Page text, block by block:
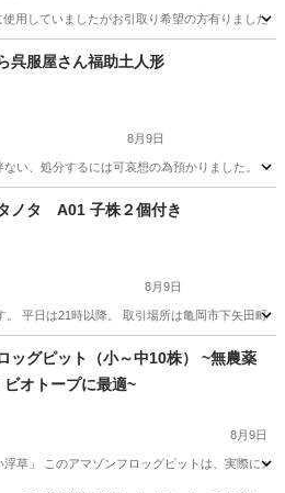
用していましたがお引取り希望の方有りましたら
その他 ツボ
呉服屋さん福助土人形
8月9日
い、処分するには可哀想の為預かりました。
その他
ノタ A01 子株２個付き
8月9日
。 平日は21時以降。 取引場所は亀岡市下矢田町
チタノタ
ッグピット（小～中10株） ~無農薬
オトープに最適~
8月9日
浮草」 このアマゾンフロッグピットは、実際に